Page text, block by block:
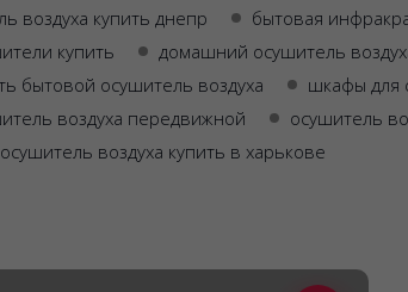
воздуха купить днепр
бытовая
купить домашний осушитель
бытовой осушитель воздуха шкафы для
воздуха передвижной осушитель
осушитель воздуха купить в харькове